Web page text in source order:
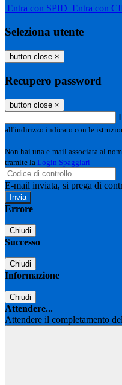
Entra con SPID Entra con
Seleziona utente
button close ×
Recupero password
button close ×
all'indirizzo indicato con le
Non hai una e-mail associata al
tramite la Login Spaggiari
E-mail inviata, si prega di
Errore
Chiudi
Successo
Chiudi
Informazione
Chiudi
Attendere...
Attendere il completamento